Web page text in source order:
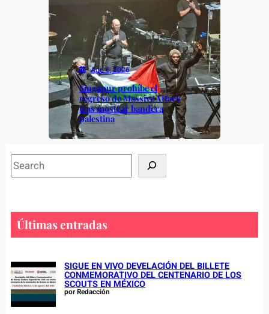
Ago 6, 2026
Singapur prohíbe el
regreso de Massive Attack
tras mostrar bandera
palestina
S
e
r
h
Últimas entradas
SIGUE EN VIVO DEVELACIÓN DEL BILLETE
CONMEMORATIVO DEL CENTENARIO DE LOS
SCOUTS EN MÉXICO
por Redacción